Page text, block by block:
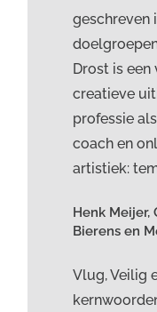
geschreven
Drost is
creatieve
professie
coach en
artistiek:
Henk Meijer,
Bierens en
Vlug, Veilig